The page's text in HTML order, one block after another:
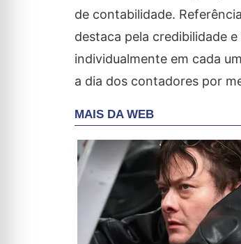
de contabilidade.
destaca pela credibilidade
individualmente em cada
a dia dos contadores por